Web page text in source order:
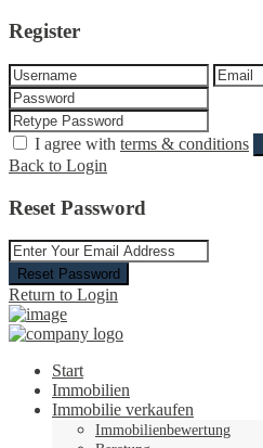
Register
I agree with terms & conditions
Back to Login
Reset Password
Reset Password
Return to Login
Start
Immobilien
Immobilie verkaufen
Immobilienbewertung